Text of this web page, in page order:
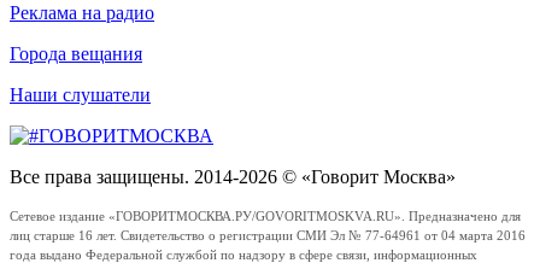
Реклама на радио
Города вещания
Наши слушатели
Все права защищены. 2014-2026 © «Говорит Москва»
Сетевое издание «ГОВОРИТМОСКВА.РУ/GOVORITMOSKVA.RU». Предназначено для
лиц старше 16 лет. Свидетельство о регистрации СМИ Эл № 77-64961 от 04 марта 2016
года выдано Федеральной службой по надзору в сфере связи, информационных